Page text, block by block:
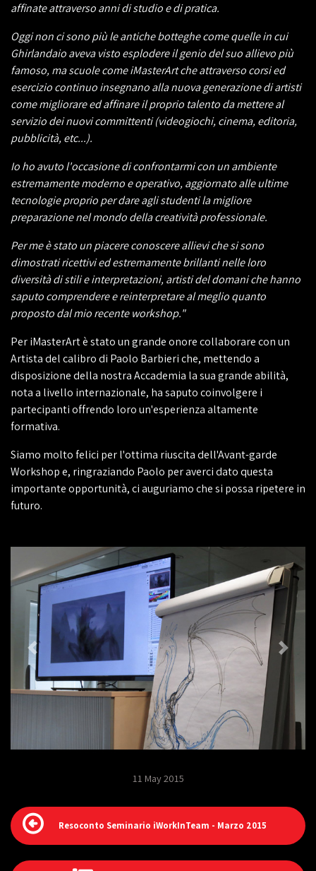
affinate attraverso anni di studio e di pratica.
Oggi non ci sono più le antiche botteghe come quelle in cui
Ghirlandaio aveva visto esplodere il genio del suo allievo più
famoso, ma scuole come iMasterArt che attraverso corsi ed
esercizio continuo insegnano alla nuova generazione di artisti
come migliorare ed affinare il proprio talento da mettere al
servizio dei nuovi committenti (videogiochi, cinema, editoria,
pubblicità, etc...).
Io ho avuto l'occasione di confrontarmi con un ambiente
estremamente moderno e operativo, aggiornato alle ultime
tecnologie proprio per dare agli studenti la migliore
preparazione nel mondo della creatività professionale.
Per me è stato un piacere conoscere allievi che si sono
dimostrati ricettivi ed estremamente brillanti nelle loro
diversità di stili e interpretazioni, artisti del domani che hanno
saputo comprendere e reinterpretare al meglio quanto
proposto dal mio recente workshop."
Per iMasterArt è stato un grande onore collaborare con un
Artista del calibro di Paolo Barbieri che, mettendo a
disposizione della nostra Accademia la sua grande abilità,
nota a livello internazionale, ha saputo coinvolgere i
partecipanti offrendo loro un'esperienza altamente
formativa.
Siamo molto felici per l'ottima riuscita dell'Avant-garde
Workshop e, ringraziando Paolo per averci dato questa
importante opportunità, ci auguriamo che si possa ripetere in
futuro.
11 May 2015
Resoconto Seminario iWorkInTeam - Marzo 2015